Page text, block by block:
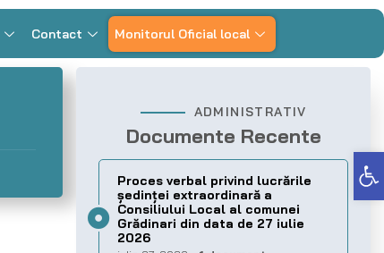
Deschide bara de unelte
Contact Monitorul Oficial local
ADMINISTRATIV
Documente Recente
Proces verbal privind lucrările
ședinței extraordinară a
Consiliului Local al comunei
Grădinari din data de 27 iulie
2026